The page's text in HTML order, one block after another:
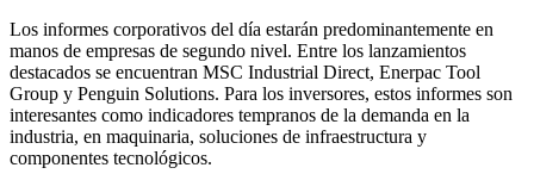
Los informes corporativos del día estarán predominantemente en
manos de empresas de segundo nivel. Entre los lanzamientos
destacados se encuentran MSC Industrial Direct, Enerpac Tool
Group y Penguin Solutions. Para los inversores, estos informes son
interesantes como indicadores tempranos de la demanda en la
industria, en maquinaria, soluciones de infraestructura y
componentes tecnológicos.